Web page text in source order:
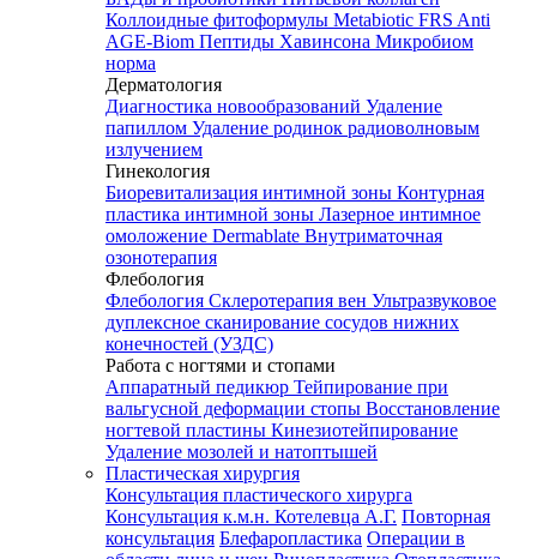
Коллоидные фитоформулы Metabiotic FRS Anti
AGE-Biom Пептиды Хавинсона Микробиом
норма
Дерматология
Диагностика новообразований Удаление
папиллом Удаление родинок радиоволновым
излучением
Гинекология
Биоревитализация интимной зоны Контурная
пластика интимной зоны Лазерное интимное
омоложение Dermablate Внутриматочная
озонотерапия
Флебология
Флебология Склеротерапия вен Ультразвуковое
дуплексное сканирование сосудов нижних
конечностей (УЗДС)
Работа с ногтями и стопами
Аппаратный педикюр Тейпирование при
вальгусной деформации стопы Восстановление
ногтевой пластины Кинезиотейпирование
Удаление мозолей и натоптышей
Пластическая хирургия
Консультация пластического хирурга
Консультация к.м.н. Котелевца А.Г. Повторная
консультация Блефаропластика Операции в